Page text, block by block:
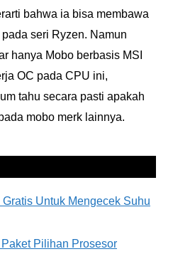
bahwa ia bisa membawa
seri Ryzen. Namun
hanya Mobo berbasis MSI
OC pada CPU ini,
tahu secara pasti apakah
mobo merk lainnya.
Untuk Mengecek Suhu
Pilihan Prosesor